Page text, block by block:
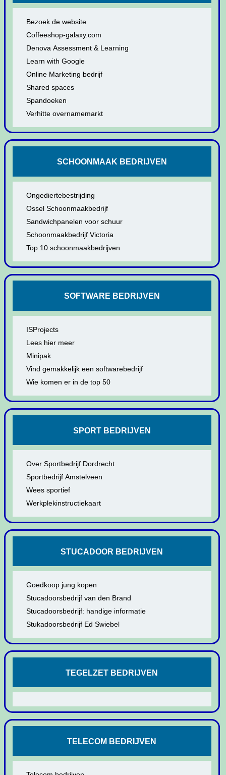
Bezoek de website
Coffeeshop-galaxy.com
Denova Assessment & Learning
Learn with Google
Online Marketing bedrijf
Shared spaces
Spandoeken
Verhitte overnamemarkt
SCHOONMAAK BEDRIJVEN
Ongediertebestrijding
Ossel Schoonmaakbedrijf
Sandwichpanelen voor schuur
Schoonmaakbedrijf Victoria
Top 10 schoonmaakbedrijven
SOFTWARE BEDRIJVEN
ISProjects
Lees hier meer
Minipak
Vind gemakkelijk een softwarebedrijf
Wie komen er in de top 50
SPORT BEDRIJVEN
Over Sportbedrijf Dordrecht
Sportbedrijf Amstelveen
Wees sportief
Werkplekinstructiekaart
STUCADOOR BEDRIJVEN
Goedkoop jung kopen
Stucadoorsbedrijf van den Brand
Stucadoorsbedrijf: handige informatie
Stukadoorsbedrijf Ed Swiebel
TEGELZET BEDRIJVEN
TELECOM BEDRIJVEN